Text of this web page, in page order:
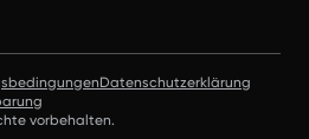
Datenschutzerklärung
vorbehalten.